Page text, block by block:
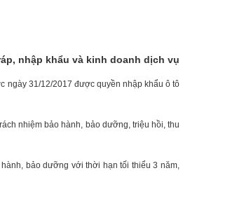
nhập khẩu và kinh doanh dịch vụ
ngày 31/12/2017 được quyền nhập khẩu ô tô
nhiệm bảo hành, bảo dưỡng, triệu hồi, thu
bảo dưỡng với thời hạn tối thiểu 3 năm,